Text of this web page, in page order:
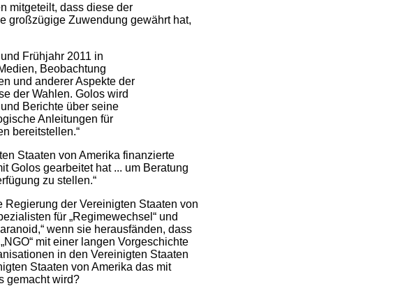
mitgeteilt, dass diese der
großzügige Zuwendung gewährt hat,
Frühjahr 2011 in
Beobachtung
und anderer Aspekte der
der Wahlen. Golos wird
Berichte über seine
Anleitungen für
bereitstellen.“
Staaten von Amerika finanzierte
Golos gearbeitet hat ... um Beratung
zu stellen.“
Regierung der Vereinigten Staaten von
für „Regimewechsel“ und
wenn sie herausfänden, dass
mit einer langen Vorgeschichte
in den Vereinigten Staaten
Staaten von Amerika das mit
gemacht wird?